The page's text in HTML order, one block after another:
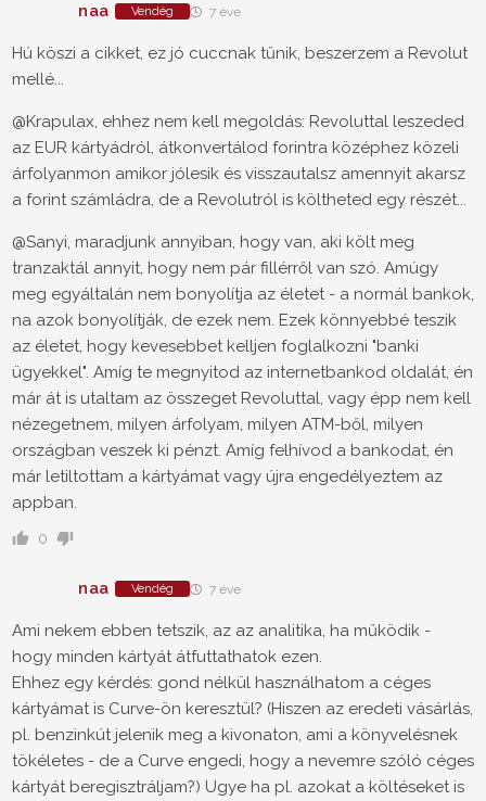
naa Vendég 7 éve
Hú köszi a cikket, ez jó cuccnak tűnik, beszerzem a Revolut
mellé...
@Krapulax, ehhez nem kell megoldás: Revoluttal leszeded
az EUR kártyádról, átkonvertálod forintra középhez közeli
árfolyanmon amikor jólesik és visszautalsz amennyit akarsz
a forint számládra, de a Revolutról is költheted egy részét...
@Sanyi, maradjunk annyiban, hogy van, aki költ meg
tranzaktál annyit, hogy nem pár fillérről van szó. Amúgy
meg egyáltalán nem bonyolítja az életet - a normál bankok,
na azok bonyolítják, de ezek nem. Ezek könnyebbé teszik
az életet, hogy kevesebbet kelljen foglalkozni "banki
ügyekkel". Amíg te megnyitod az internetbankod oldalát, én
már át is utaltam az összeget Revoluttal, vagy épp nem kell
nézegetnem, milyen árfolyam, milyen ATM-ből, milyen
országban veszek ki pénzt. Amíg felhívod a bankodat, én
már letiltottam a kártyámat vagy újra engedélyeztem az
appban.
0
naa Vendég 7 éve
Ami nekem ebben tetszik, az az analitika, ha működik -
hogy minden kártyát átfuttathatok ezen.
Ehhez egy kérdés: gond nélkül használhatom a céges
kártyámat is Curve-ön keresztül? (Hiszen az eredeti vásárlás,
pl. benzinkút jelenik meg a kivonaton, ami a könyvelésnek
tökéletes - de a Curve engedi, hogy a nevemre szóló céges
kártyát beregisztráljam?) Ugye ha pl. azokat a költéseket is